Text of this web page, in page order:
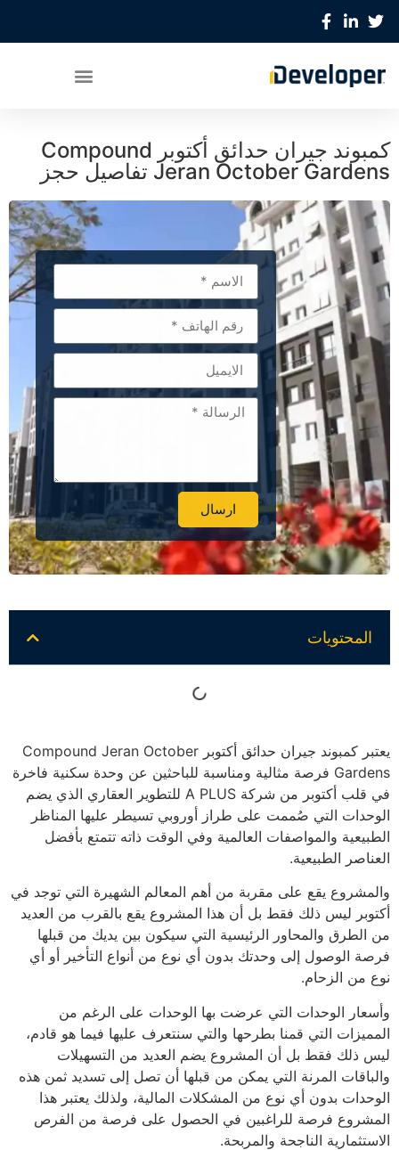
كمبوند جيران حدائق أكتوبر Compound
Jeran October Gardens تفاصيل حجز
ارسال
Alternative:
المحتويات
يعتبر كمبوند جيران حدائق أكتوبر Compound Jeran October
Gardens فرصة مثالية ومناسبة للباحثين عن وحدة سكنية فاخرة
في قلب أكتوبر من شركة A PLUS للتطوير العقاري الذي يضم
الوحدات التي صُممت على طراز أوروبي تسيطر عليها المناظر
الطبيعية والمواصفات العالمية وفي الوقت ذاته تتمتع بأفضل
العناصر الطبيعية.
والمشروع يقع على مقربة من أهم المعالم الشهيرة التي توجد في
أكتوبر ليس ذلك فقط بل أن هذا المشروع يقع بالقرب من العديد
من الطرق والمحاور الرئيسية التي سيكون بين يديك من قبلها
فرصة الوصول إلى وحدتك بدون أي نوع من أنواع التأخير أو أي
نوع من الزحام.
وأسعار الوحدات التي عرضت بها الوحدات على الرغم من
المميزات التي قمنا بطرحها والتي سنتعرف عليها فيما هو قادم،
ليس ذلك فقط بل أن المشروع يضم العديد من التسهيلات
والباقات المرنة التي يمكن من قبلها أن تصل إلى تسديد ثمن هذه
الوحدات بدون أي نوع من المشكلات المالية، ولذلك يعتبر هذا
المشروع فرصة للراغبين في الحصول على فرصة من الفرص
الاستثمارية الناجحة والمربحة.